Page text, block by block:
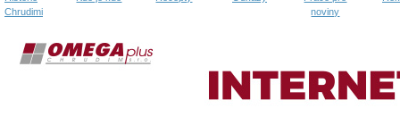
Chrudimi
noviny